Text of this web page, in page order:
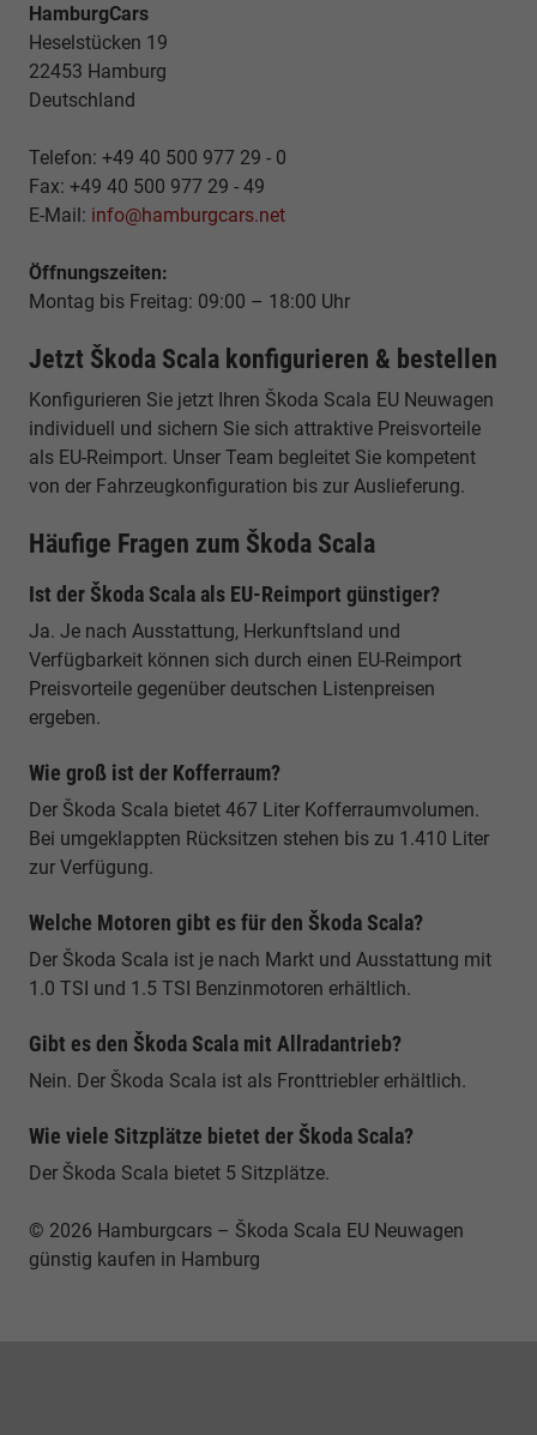
HamburgCars
Heselstücken 19
22453 Hamburg
Deutschland
Telefon: +49 40 500 977 29 - 0
Fax: +49 40 500 977 29 - 49
E-Mail: info@hamburgcars.net
Öffnungszeiten:
Montag bis Freitag: 09:00 – 18:00 Uhr
Jetzt Škoda Scala konfigurieren & bestellen
Konfigurieren Sie jetzt Ihren Škoda Scala EU Neuwagen
individuell und sichern Sie sich attraktive Preisvorteile
als EU-Reimport. Unser Team begleitet Sie kompetent
von der Fahrzeugkonfiguration bis zur Auslieferung.
Häufige Fragen zum Škoda Scala
Ist der Škoda Scala als EU-Reimport günstiger?
Ja. Je nach Ausstattung, Herkunftsland und
Verfügbarkeit können sich durch einen EU-Reimport
Preisvorteile gegenüber deutschen Listenpreisen
ergeben.
Wie groß ist der Kofferraum?
Der Škoda Scala bietet 467 Liter Kofferraumvolumen.
Bei umgeklappten Rücksitzen stehen bis zu 1.410 Liter
zur Verfügung.
Welche Motoren gibt es für den Škoda Scala?
Der Škoda Scala ist je nach Markt und Ausstattung mit
1.0 TSI und 1.5 TSI Benzinmotoren erhältlich.
Gibt es den Škoda Scala mit Allradantrieb?
Nein. Der Škoda Scala ist als Fronttriebler erhältlich.
Wie viele Sitzplätze bietet der Škoda Scala?
Der Škoda Scala bietet 5 Sitzplätze.
© 2026 Hamburgcars – Škoda Scala EU Neuwagen
günstig kaufen in Hamburg